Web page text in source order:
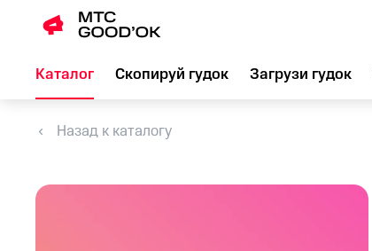
Каталог Скопируй гудок Загрузи гудок
Назад к каталогу